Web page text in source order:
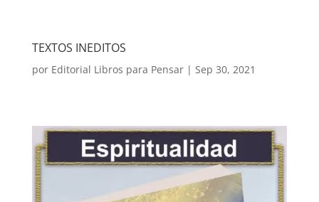
TEXTOS INEDITOS
por Editorial Libros para Pensar| Sep 30, 2021